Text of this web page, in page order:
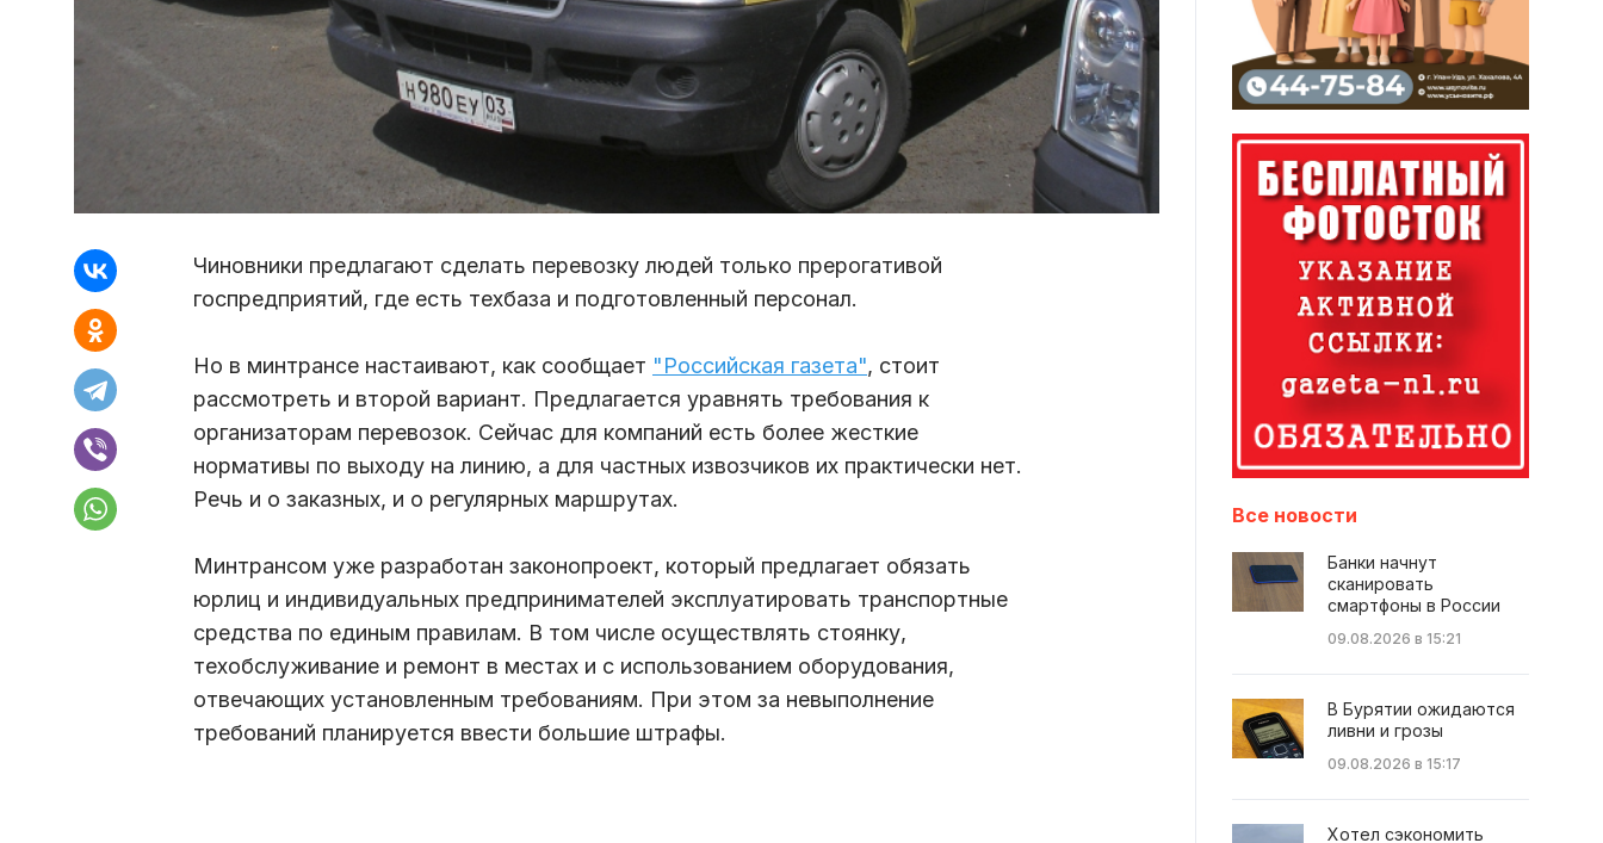
Чиновники предлагают сделать перевозку людей только прерогативой
госпредприятий, где есть техбаза и подготовленный персонал.
Но в минтрансе настаивают, как сообщает "Российская газета", стоит
рассмотреть и второй вариант. Предлагается уравнять требования к
организаторам перевозок. Сейчас для компаний есть более жесткие
нормативы по выходу на линию, а для частных извозчиков их практически нет.
Речь и о заказных, и о регулярных маршрутах.
Минтрансом уже разработан законопроект, который предлагает обязать
юрлиц и индивидуальных предпринимателей эксплуатировать транспортные
средства по единым правилам. В том числе осуществлять стоянку,
техобслуживание и ремонт в местах и с использованием оборудования,
отвечающих установленным требованиям. При этом за невыполнение
требований планируется ввести большие штрафы.
Все новости
Банки начнут
сканировать
смартфоны в России
09.08.2026 в 15:21
В Бурятии ожидаются
ливни и грозы
09.08.2026 в 15:17
Хотел сэкономить